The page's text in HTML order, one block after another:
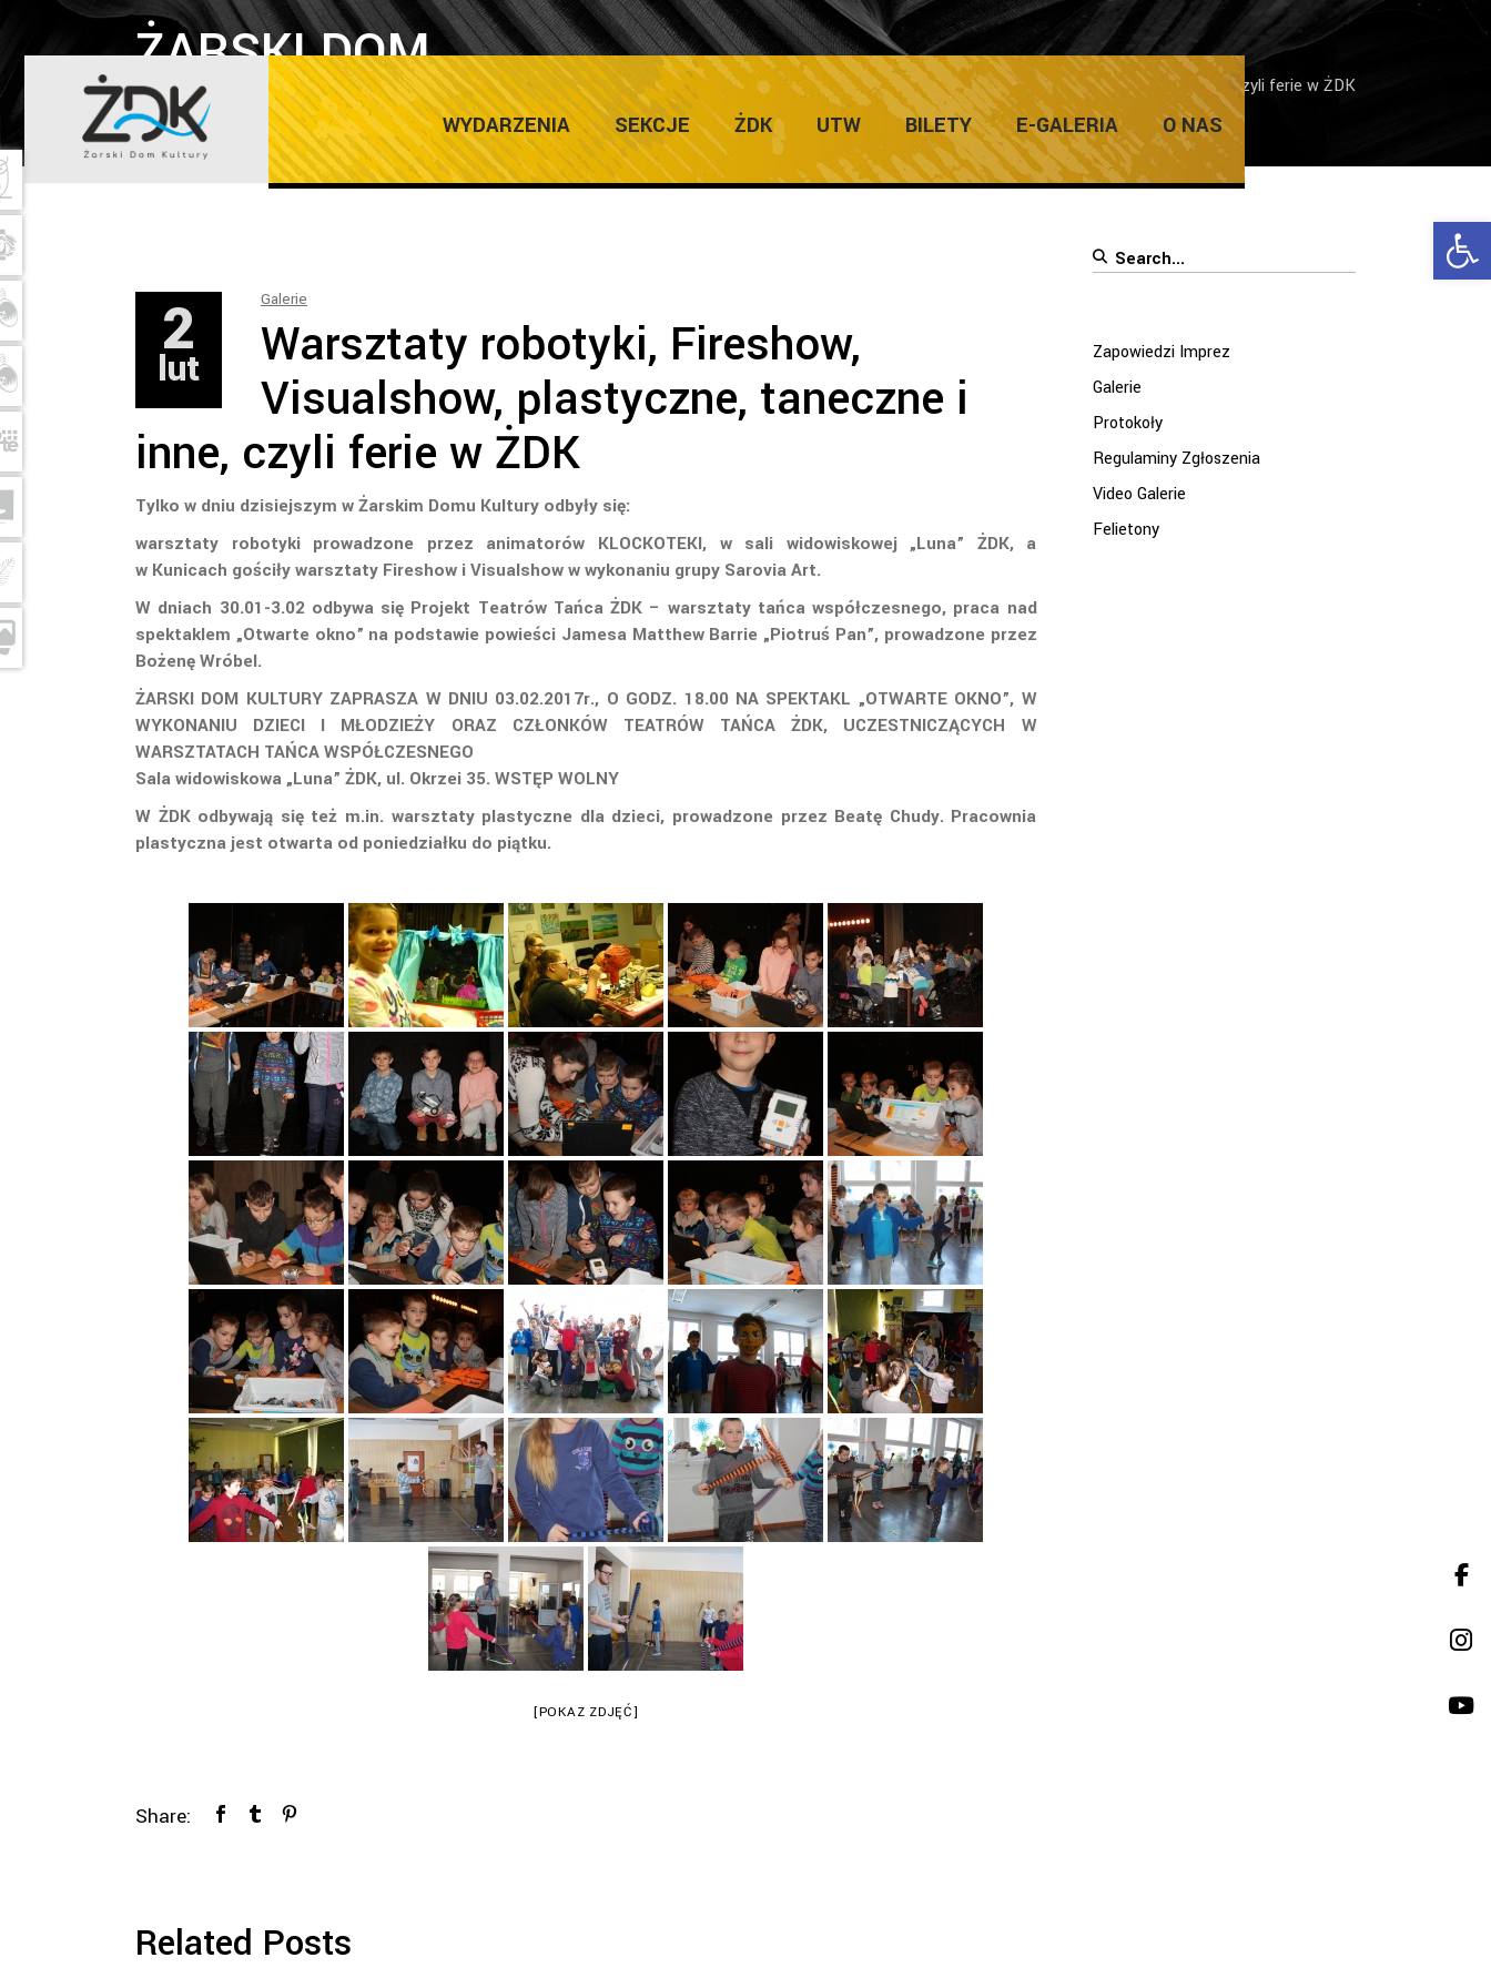
WYDARZENIA SEKCJE ŻDK UTW BILETY E-GALERIA O NAS
ŻARSKI DOM
KULTURY
Home / Galerie Warsztaty robotyki, Fireshow, Visualshow, plastyczne, taneczne i inne, czyli ferie w ŻDK
2
lut
Galerie
Warsztaty robotyki, Fireshow,
Visualshow, plastyczne, taneczne i
inne, czyli ferie w ŻDK
Tylko w dniu dzisiejszym w Żarskim Domu Kultury odbyły się:
warsztaty robotyki prowadzone przez animatorów KLOCKOTEKI, w sali widowiskowej „Luna” ŻDK, a
w Kunicach gościły warsztaty Fireshow i Visualshow w wykonaniu grupy Sarovia Art.
W dniach 30.01-3.02 odbywa się Projekt Teatrów Tańca ŻDK – warsztaty tańca współczesnego, praca nad
spektaklem „Otwarte okno” na podstawie powieści Jamesa Matthew Barrie „Piotruś Pan”, prowadzone przez
Bożenę Wróbel.
ŻARSKI DOM KULTURY ZAPRASZA W DNIU 03.02.2017r., O GODZ. 18.00 NA SPEKTAKL „OTWARTE OKNO”, W
WYKONANIU DZIECI I MŁODZIEŻY ORAZ CZŁONKÓW TEATRÓW TAŃCA ŻDK, UCZESTNICZĄCYCH W
WARSZTATACH TAŃCA WSPÓŁCZESNEGO
Sala widowiskowa „Luna” ŻDK, ul. Okrzei 35. WSTĘP WOLNY
W ŻDK odbywają się też m.in. warsztaty plastyczne dla dzieci, prowadzone przez Beatę Chudy. Pracownia
plastyczna jest otwarta od poniedziałku do piątku.
[POKAZ ZDJĘĆ]
Share:
Related Posts
Search
Zapowiedzi Imprez
Galerie
Protokoły
Regulaminy Zgłoszenia
Video Galerie
Felietony